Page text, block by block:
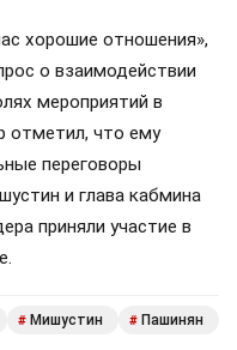
хорошие отношения»,
о взаимодействии
мероприятий в
отметил, что ему
переговоры
и глава кабмина
приняли участие в
# Мишустин # Пашинян